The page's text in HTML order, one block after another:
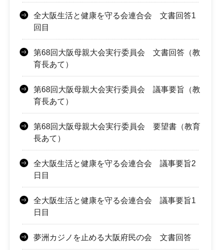
全大阪生活と健康を守る会連合会 文書回答1
回目
第68回大阪母親大会実行委員会 文書回答（教
育長あて）
第68回大阪母親大会実行委員会 議事要旨（教
育長あて）
第68回大阪母親大会実行委員会 要望書（教育
長あて）
全大阪生活と健康を守る会連合会 議事要旨2
日目
全大阪生活と健康を守る会連合会 議事要旨1
日目
夢洲カジノを止める大阪府民の会 文書回答